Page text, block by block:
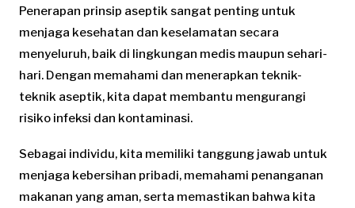
Penerapan prinsip aseptik sangat penting untuk
menjaga kesehatan dan keselamatan secara
menyeluruh, baik di lingkungan medis maupun sehari-
hari. Dengan memahami dan menerapkan teknik-
teknik aseptik, kita dapat membantu mengurangi
risiko infeksi dan kontaminasi.
Sebagai individu, kita memiliki tanggung jawab untuk
menjaga kebersihan pribadi, memahami penanganan
makanan yang aman, serta memastikan bahwa kita